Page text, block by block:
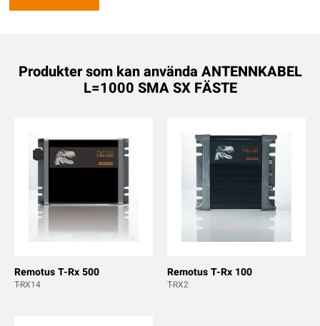
Produkter som kan använda ANTENNKABEL
L=1000 SMA SX FÄSTE
Remotus T-Rx 500
T-RX14
Remotus T-Rx 100
T-RX2